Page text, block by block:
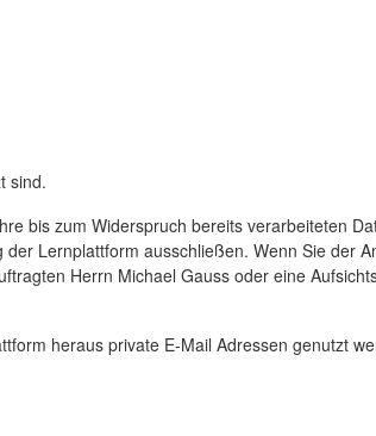
sind.
bis zum Widerspruch bereits verarbeiteten
Lernplattform ausschließen. Wenn Sie der
Herrn Michael Gauss oder eine
heraus private E-Mail Adressen genutzt